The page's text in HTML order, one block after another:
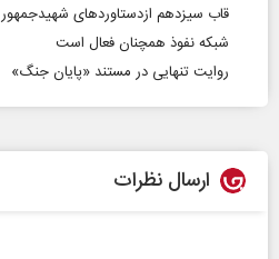
قاب سیزدهم ازدستاوردهای شهیدجمهور
شبکه نفوذ همچنان فعال است
روایت تنهایی در مستند «پایان جنگ»
ارسال نظرات